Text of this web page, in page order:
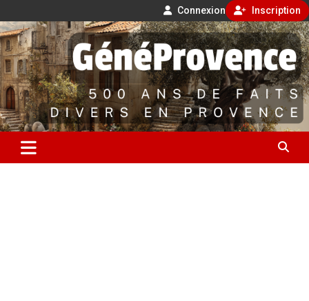
Connexion Inscription
Aller
au
contenu
GénéProvence
500 ans de faits divers en Provence